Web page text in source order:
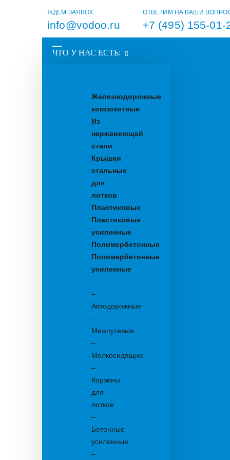
ЖДЕМ ЗАЯВОК:
info@vodoo.ru
ОТВЕТИМ НА ВАШИ
+7 (495) 155-01-
ЧТО У НАС ЕСТЬ:
Железнодорожные
композитные
Из
нержавеющей
стали
Крышки
стальные
для
лотков
Пластиковые
Пластиковые
усиленные
Полимербетонные
Полимербетонные
усиленные
–
Автодорожные
–
Межпутевые
–
Мелкосидящие
–
Корзины
для
лотков
–
Бетонные
усиленные
–